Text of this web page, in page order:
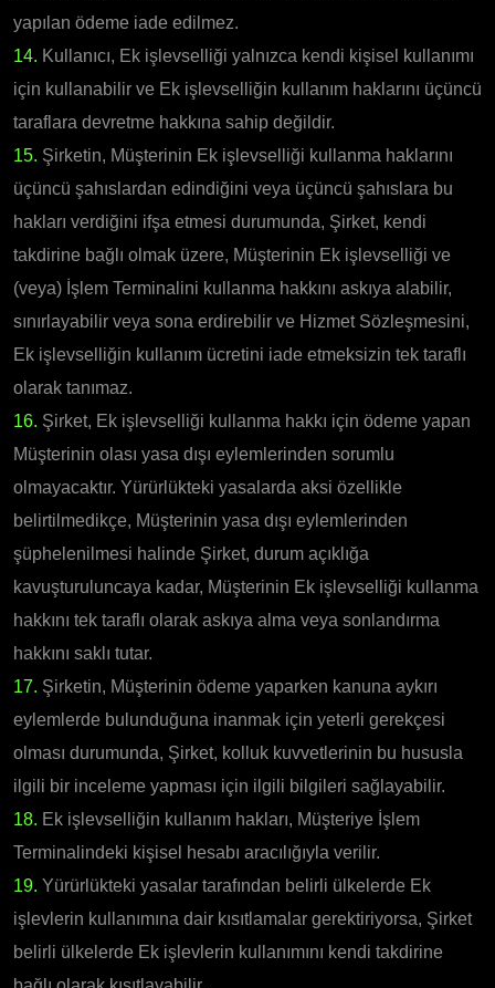
yapılan ödeme iade edilmez.
14. Kullanıcı, Ek işlevselliği yalnızca kendi kişisel kullanımı
için kullanabilir ve Ek işlevselliğin kullanım haklarını üçüncü
taraflara devretme hakkına sahip değildir.
15. Şirketin, Müşterinin Ek işlevselliği kullanma haklarını
üçüncü şahıslardan edindiğini veya üçüncü şahıslara bu
hakları verdiğini ifşa etmesi durumunda, Şirket, kendi
takdirine bağlı olmak üzere, Müşterinin Ek işlevselliği ve
(veya) İşlem Terminalini kullanma hakkını askıya alabilir,
sınırlayabilir veya sona erdirebilir ve Hizmet Sözleşmesini,
Ek işlevselliğin kullanım ücretini iade etmeksizin tek taraflı
olarak tanımaz.
16. Şirket, Ek işlevselliği kullanma hakkı için ödeme yapan
Müşterinin olası yasa dışı eylemlerinden sorumlu
olmayacaktır. Yürürlükteki yasalarda aksi özellikle
belirtilmedikçe, Müşterinin yasa dışı eylemlerinden
şüphelenilmesi halinde Şirket, durum açıklığa
kavuşturuluncaya kadar, Müşterinin Ek işlevselliği kullanma
hakkını tek taraflı olarak askıya alma veya sonlandırma
hakkını saklı tutar.
17. Şirketin, Müşterinin ödeme yaparken kanuna aykırı
eylemlerde bulunduğuna inanmak için yeterli gerekçesi
olması durumunda, Şirket, kolluk kuvvetlerinin bu hususla
ilgili bir inceleme yapması için ilgili bilgileri sağlayabilir.
18. Ek işlevselliğin kullanım hakları, Müşteriye İşlem
Terminalindeki kişisel hesabı aracılığıyla verilir.
19. Yürürlükteki yasalar tarafından belirli ülkelerde Ek
işlevlerin kullanımına dair kısıtlamalar gerektiriyorsa, Şirket
belirli ülkelerde Ek işlevlerin kullanımını kendi takdirine